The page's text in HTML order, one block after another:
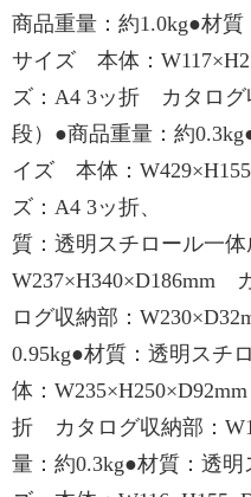
商品重量：約1.0kg●材
サイズ 本体：
ズ：A4 3ッ折 カタログ
段）●商品重量：約
イズ 本体：
ズ：A4 3ッ折
質：透明スチロール一
W237×H340×D186mm
ログ収納部：
0.95kg●材質：透明ス
体：
折 カタログ収納部：
量：約0.3kg●材質：透